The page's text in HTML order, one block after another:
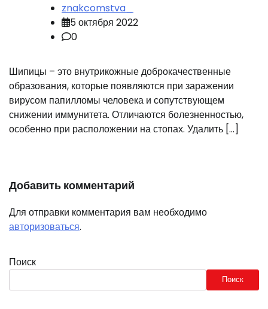
znakcomstva_
5 октября 2022
0
Шипицы – это внутрикожные доброкачественные
образования, которые появляются при заражении
вирусом папилломы человека и сопутствующем
снижении иммунитета. Отличаются болезненностью,
особенно при расположении на стопах. Удалить […]
Добавить комментарий
Для отправки комментария вам необходимо
авторизоваться.
Поиск
Поиск